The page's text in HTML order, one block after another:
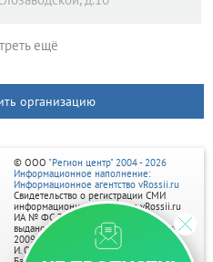
ещё
организацию
© ООО "Регион центр" 2004 - 2026
Информационное наполнение:
Информационное агентство vRossii.ru
Свидетельство о регистрации СМИ
информационного агентства vRossii.ru
ИА № ФС 77‑35502
выдано РОСКОМНАДЗОРом 04 марта
2009г.
И. О. Главного редактора Нарыков А. Н.